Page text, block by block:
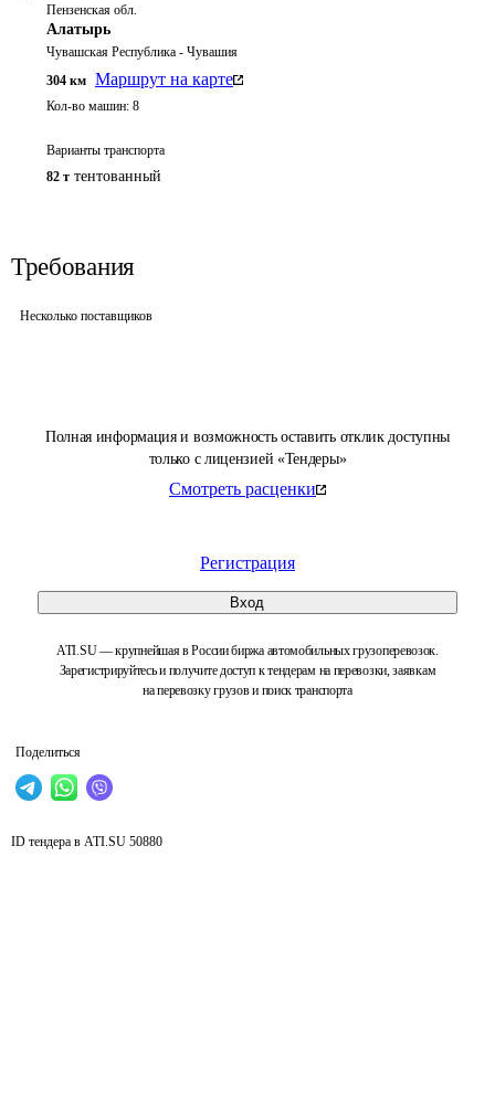
Полная информация и возможность оставить отклик доступны
только с лицензией «Тендеры»
Смотреть расценки
Регистрация
Вход
ATI.SU — крупнейшая в России биржа автомобильных грузоперевозок.
Зарегистрируйтесь и получите доступ к тендерам на перевозки, заявкам
на перевозку грузов и поиск транспорта
Поделиться
Пензенская обл.
Алатырь
Чувашская Республика - Чувашия
304 км Маршрут на карте
Кол-во машин: 8
Варианты транспорта
82 т тентованный
Требования
Несколько поставщиков
ID тендера в ATI.SU 50880